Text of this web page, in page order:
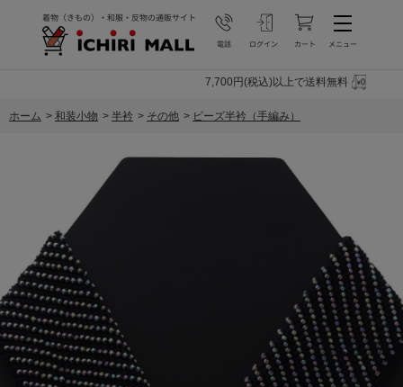
7,700円(税込)以上で送料無料
ホーム > 和装小物 > 半衿 > その他 > ビーズ半衿（手編み）